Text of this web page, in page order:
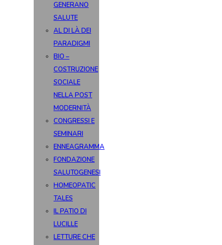
GENERANO
SALUTE
AL DI LÀ DEI
PARADIGMI
BIO –
COSTRUZIONE
SOCIALE
NELLA POST
MODERNITÀ
CONGRESSI E
SEMINARI
ENNEAGRAMMA
FONDAZIONE
SALUTOGENESI
HOMEOPATIC
TALES
IL PATIO DI
LUCILLE
LETTURE CHE